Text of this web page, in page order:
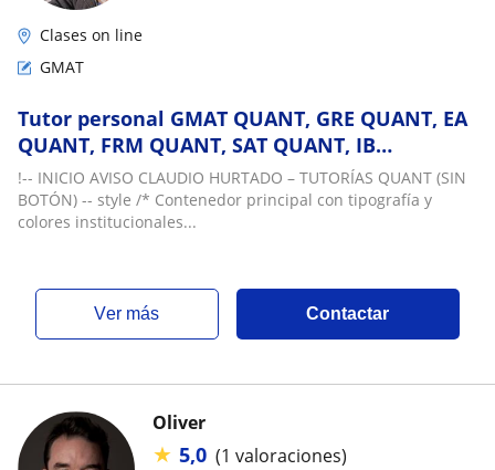
Clases on line
GMAT
Tutor personal GMAT QUANT, GRE QUANT, EA
QUANT, FRM QUANT, SAT QUANT, IB
Mathematics
!-- INICIO AVISO CLAUDIO HURTADO – TUTORÍAS QUANT (SIN
BOTÓN) -- style /* Contenedor principal con tipografía y
colores institucionales...
ver más Contactar
Oliver
★ 5,0 (1 valoraciones)